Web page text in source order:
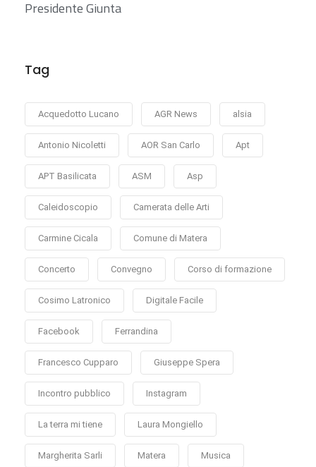
Presidente Giunta
Tag
Acquedotto Lucano AGR News alsia
Antonio Nicoletti AOR San Carlo Apt
APT Basilicata ASM Asp
Caleidoscopio Camerata delle Arti
Carmine Cicala Comune di Matera
Concerto Convegno Corso di formazione
Cosimo Latronico Digitale Facile
Facebook Ferrandina
Francesco Cupparo Giuseppe Spera
Incontro pubblico Instagram
La terra mi tiene Laura Mongiello
Margherita Sarli Matera Musica